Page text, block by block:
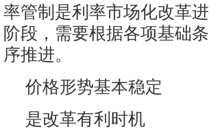
率管制是利率市场化改革
阶段，需要根据各项基础
序推进。
价格形势基本稳定
是改革有利时机